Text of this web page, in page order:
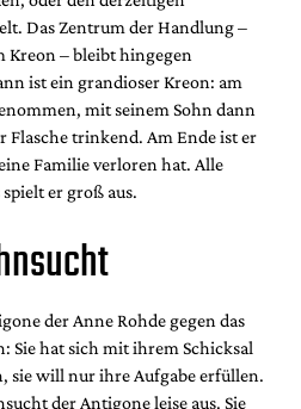
Das Zentrum der Handlung –
Kreon – bleibt hingegen
ist ein grandioser Kreon: am
mit seinem Sohn dann
Flasche trinkend. Am Ende ist er
Familie verloren hat. Alle
er groß aus.
der Anne Rohde gegen das
Sie hat sich mit ihrem Schicksal
sie will nur ihre Aufgabe erfüllen.
der Antigone leise aus. Sie